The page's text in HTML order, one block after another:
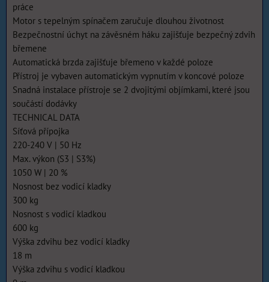
práce
Motor s tepelným spínačem zaručuje dlouhou životnost
Bezpečnostní úchyt na závěsném háku zajišťuje bezpečný zdvih
břemene
Automatická brzda zajišťuje břemeno v každé poloze
Přístroj je vybaven automatickým vypnutím v koncové poloze
Snadná instalace přístroje se 2 dvojitými objímkami, které jsou
součástí dodávky
TECHNICAL DATA
Síťová přípojka
220-240 V | 50 Hz
Max. výkon (S3 | S3%)
1050 W | 20 %
Nosnost bez vodicí kladky
300 kg
Nosnost s vodicí kladkou
600 kg
Výška zdvihu bez vodicí kladky
18 m
Výška zdvihu s vodicí kladkou